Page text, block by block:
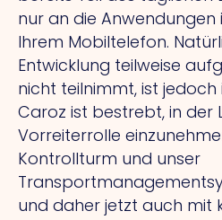
nur an die
Ihrem Mobiltelefon.
Entwicklung teilweise
nicht teilnimmt, ist jedoch
Caroz ist bestrebt, in der
Vorreiterrolle
Kontrollturm und unser
und daher jetzt auch mit